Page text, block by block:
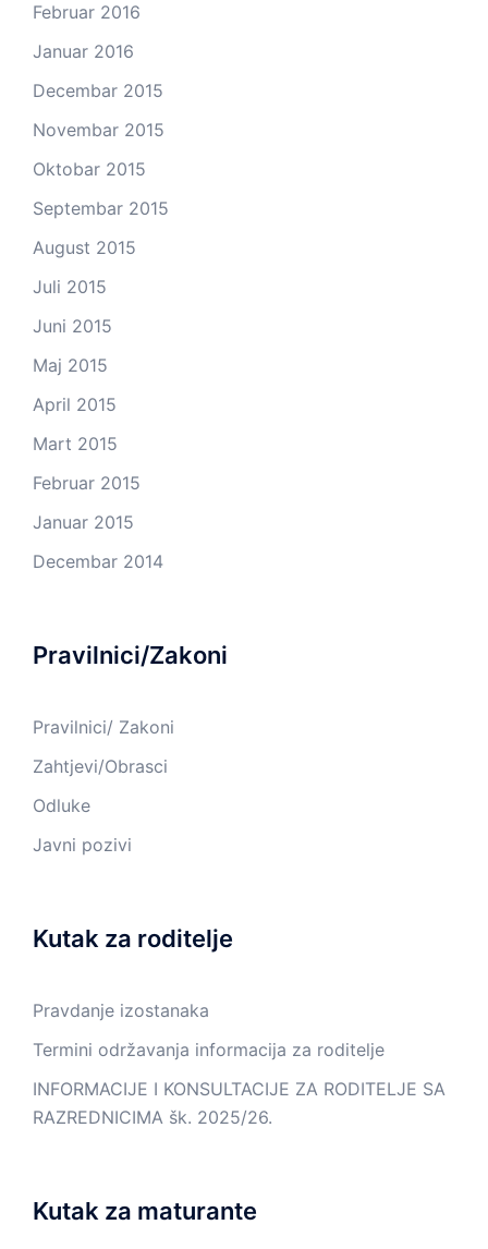
Februar 2016
Januar 2016
Decembar 2015
Novembar 2015
Oktobar 2015
Septembar 2015
August 2015
Juli 2015
Juni 2015
Maj 2015
April 2015
Mart 2015
Februar 2015
Januar 2015
Decembar 2014
Pravilnici/Zakoni
Pravilnici/ Zakoni
Zahtjevi/Obrasci
Odluke
Javni pozivi
Kutak za roditelje
Pravdanje izostanaka
Termini održavanja informacija za roditelje
INFORMACIJE I KONSULTACIJE ZA RODITELJE SA
RAZREDNICIMA šk. 2025/26.
Kutak za maturante